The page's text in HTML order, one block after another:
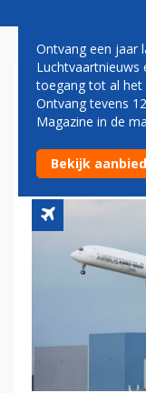
'AIRBUS
ULTRA
Ontvang een jaar
Luchtvaartnieuws
toegang tot al het
Ontvang tevens
Magazine in de
Bekijk